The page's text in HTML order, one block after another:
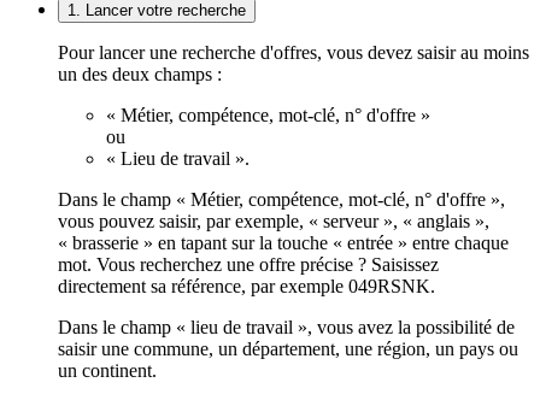
1. Lancer votre recherche
Pour lancer une recherche d'offres, vous devez saisir au moins
un des deux champs :
« Métier, compétence, mot-clé, n° d'offre »
ou
« Lieu de travail ».
Dans le champ « Métier, compétence, mot-clé, n° d'offre »,
vous pouvez saisir, par exemple, « serveur », « anglais »,
« brasserie » en tapant sur la touche « entrée » entre chaque
mot. Vous recherchez une offre précise ? Saisissez
directement sa référence, par exemple 049RSNK.
Dans le champ « lieu de travail », vous avez la possibilité de
saisir une commune, un département, une région, un pays ou
un continent.